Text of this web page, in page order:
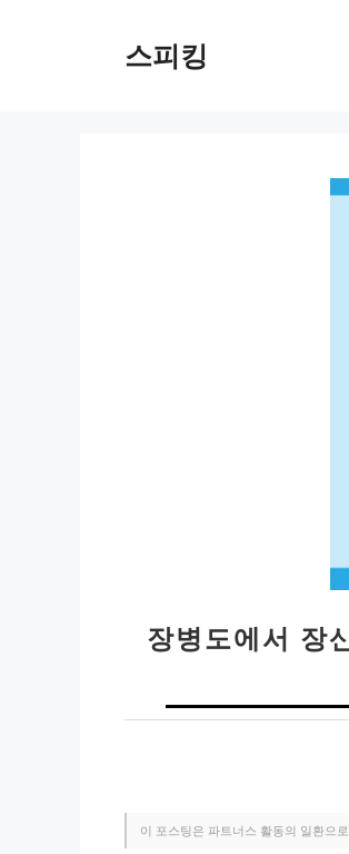
스피킹
장병도에서 장
이 포스팅은 파트너스 활동의 일환으